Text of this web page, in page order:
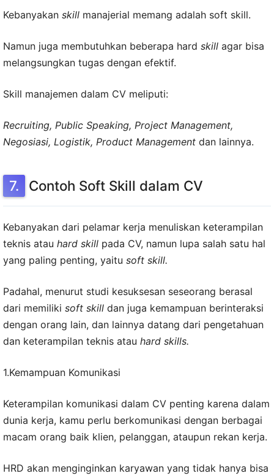
Kebanyakan skill manajerial memang adalah soft skill.
Namun juga membutuhkan beberapa hard skill agar bisa
melangsungkan tugas dengan efektif.
Skill manajemen dalam CV meliputi:
Recruiting, Public Speaking, Project Management,
Negosiasi, Logistik, Product Management dan lainnya.
Contoh Soft Skill dalam CV
Kebanyakan dari pelamar kerja menuliskan keterampilan
teknis atau hard skill pada CV, namun lupa salah satu hal
yang paling penting, yaitu soft skill.
Padahal, menurut studi kesuksesan seseorang berasal
dari memiliki soft skill dan juga kemampuan berinteraksi
dengan orang lain, dan lainnya datang dari pengetahuan
dan keterampilan teknis atau hard skills.
1.Kemampuan Komunikasi
Keterampilan komunikasi dalam CV penting karena dalam
dunia kerja, kamu perlu berkomunikasi dengan berbagai
macam orang baik klien, pelanggan, ataupun rekan kerja.
HRD akan menginginkan karyawan yang tidak hanya bisa